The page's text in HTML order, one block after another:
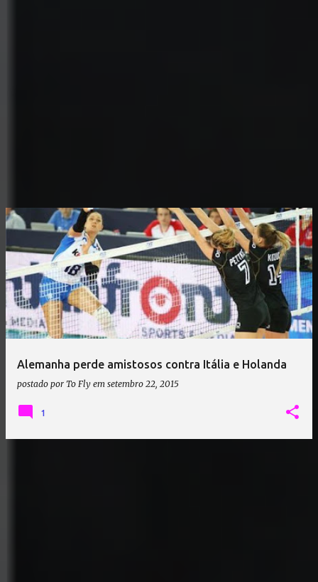
Alemanha perde amistosos contra Itália e Holanda
postado por To Fly em setembro 22, 2015
1